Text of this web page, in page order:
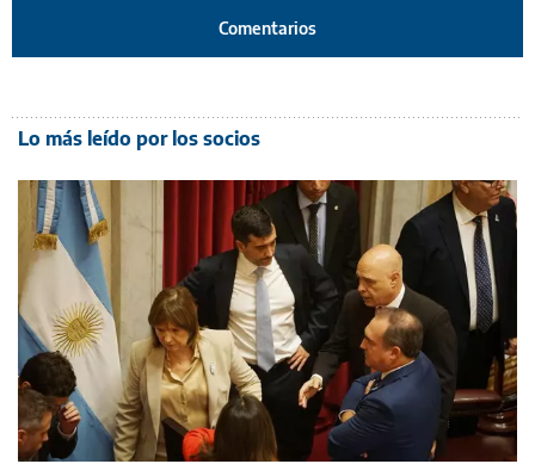
Comentarios
Lo más leído por los socios